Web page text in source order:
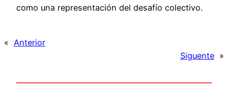
como una representación del desafío colectivo.
« Anterior
Siguente »